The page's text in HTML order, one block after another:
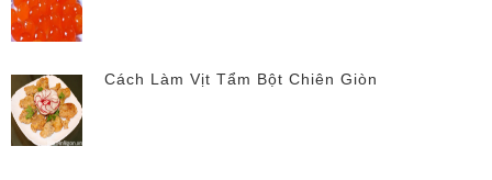
Cách Làm Vịt Tẩm Bột Chiên Giòn